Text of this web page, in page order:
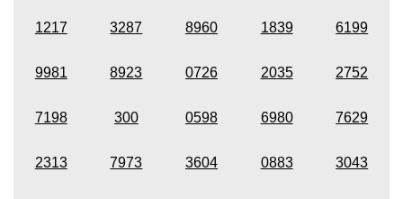
1217 3287 8960 1839 6199
9981 8923 0726 2035 2752
7198 300 0598 6980 7629
2313 7973 3604 0883 3043